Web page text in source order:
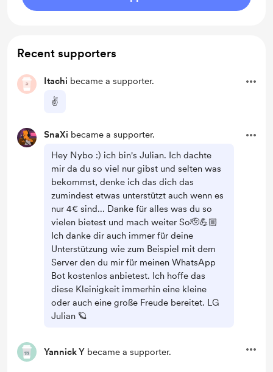
Recent supporters
Itachi became a supporter.
✌️
SnaXi became a supporter.
Hey Nybo :) ich bin's Julian. Ich dachte
mir da du so viel nur gibst und selten was
bekommst, denke ich das dich das
zumindest etwas unterstützt auch wenn es
nur 4€ sind... Danke für alles was du so
vielen bietest und mach weiter So🫡💪🏼
Ich danke dir auch immer für deine
Unterstützung wie zum Beispiel mit dem
Server den du mir für meinen WhatsApp
Bot kostenlos anbietest. Ich hoffe das
diese Kleinigkeit immerhin eine kleine
oder auch eine große Freude bereitet. LG
Julian 🪐
Yannick Y became a supporter.